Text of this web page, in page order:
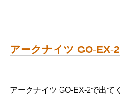
アークナイツ GO-EX-
アークナイツ GO-EX-2で出て